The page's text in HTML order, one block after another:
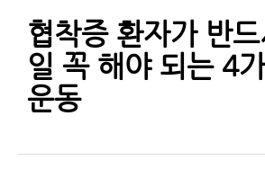
협착증 환자가 반드
일 꼭 해야 되는 4
운동